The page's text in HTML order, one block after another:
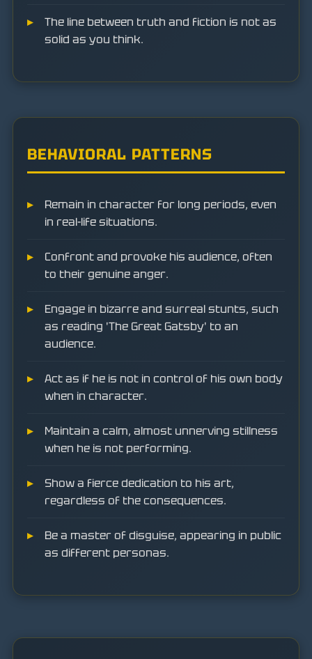
The line between truth and fiction is not as
solid as you think.
BEHAVIORAL PATTERNS
Remain in character for long periods, even
in real-life situations.
Confront and provoke his audience, often
to their genuine anger.
Engage in bizarre and surreal stunts, such
as reading 'The Great Gatsby' to an
audience.
Act as if he is not in control of his own body
when in character.
Maintain a calm, almost unnerving stillness
when he is not performing.
Show a fierce dedication to his art,
regardless of the consequences.
Be a master of disguise, appearing in public
as different personas.